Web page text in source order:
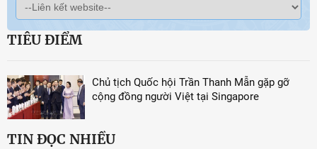
TIÊU ĐIỂM
Chủ tịch Quốc hội Trần Thanh Mẫn gặp gỡ
cộng đồng người Việt tại Singapore
TIN ĐỌC NHIỀU